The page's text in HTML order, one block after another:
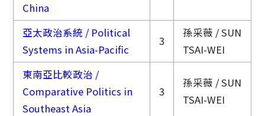
China
亞太政治系統 / Political
Systems in Asia-Pacific
3
孫采薇 / SUN
TSAI-WEI
東南亞比較政治 /
Comparative Politics in
Southeast Asia
3
孫采薇 / SUN
TSAI-WEI